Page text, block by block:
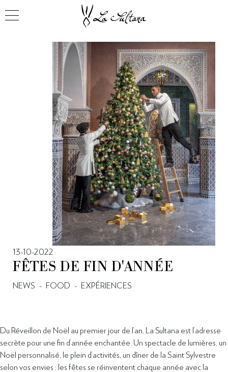
13-10-2022
FÊTES DE FIN D'ANNÉE
NEWS - FOOD - EXPÉRIENCES
Du Réveillon de Noël au premier jour de l’an, La Sultana est l’adresse
secrète pour une fin d’année enchantée. Un spectacle de lumières, un
Noël personnalisé, le plein d’activités, un dîner de la Saint Sylvestre
selon vos envies ; les fêtes se réinventent chaque année avec la